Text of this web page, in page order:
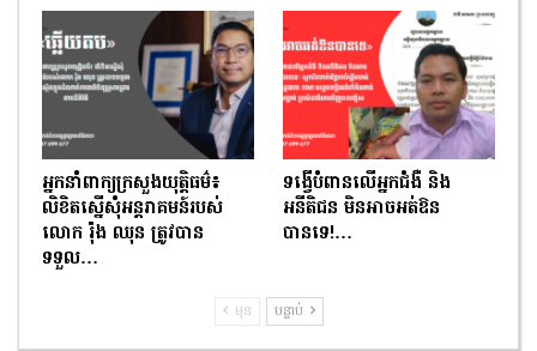
អ្នកនាំពាក្យក្រសួងយុត្តិធម៌៖
លិខិតស្នើសុំអន្តរាគមន៍របស់
លោក រ៉ុង ឈុន ត្រូវបាន
ទទួល…
ទង្វើបំពានលើអ្នកជំងឺ និង
អនីតិជន មិនអាចអត់ឱន
បានទេ!…
មុន បន្ទាប់